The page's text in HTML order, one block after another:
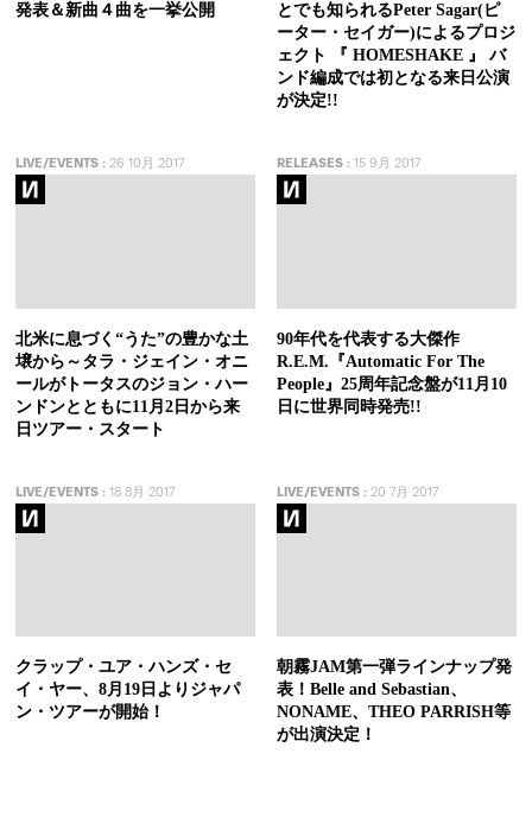
発表＆新曲４曲を一挙公開
とでも知られるPeter Sagar(ピ
ーター・セイガー)によるプロジ
ェクト 『 HOMESHAKE 』 バ
ンド編成では初となる来日公演
が決定!!
LIVE/EVENTS : 26 10月 2017
北米に息づく“うた”の豊かな土
壌から～タラ・ジェイン・オニ
ールがトータスのジョン・ハー
ンドンとともに11月2日から来
日ツアー・スタート
RELEASES:15 9月 2017
90年代を代表する大傑作
R.E.M.『Automatic For The
People』25周年記念盤が11月10
日に世界同時発売!!
LIVE/EVENTS : 18 8月 2017
クラップ・ユア・ハンズ・セ
イ・ヤー、8月19日よりジャパ
ン・ツアーが開始！
LIVE/EVENTS:20 7月 2017
朝霧JAM第一弾ラインナップ発
表！Belle and Sebastian、
NONAME、THEO PARRISH等
が出演決定！